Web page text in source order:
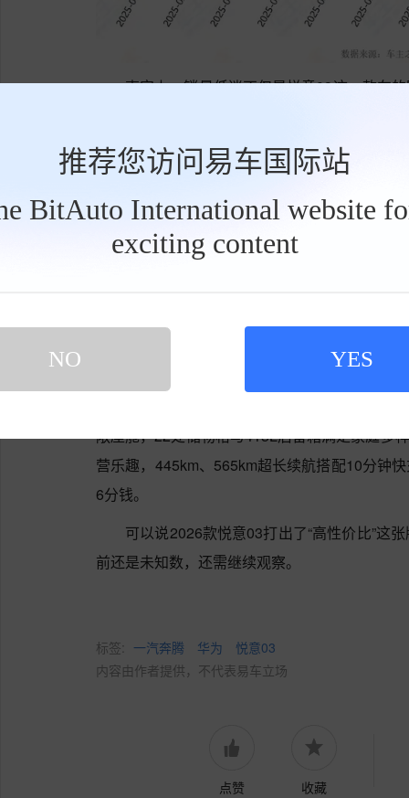
推荐您访问易车国际站
BitAuto International website
exciting content
NO YES
事实上，销量低迷不仅是悦意03这一款车
他月份的销量成绩均在三位数徘徊。
5km两种续航共计6款车型，官方指导价区间
级。
敞座舱，22处储物格与415L后备箱满足家庭多
营乐趣，445km、565km超长续航搭配10分钟
6分钱。
可以说2026款悦意03打出了“高性价比”这
前还是未知数，还需继续观察。
标签: 一汽奔腾 华为
悦意03
内容由作者提供，不代表易车立场
点赞 收藏